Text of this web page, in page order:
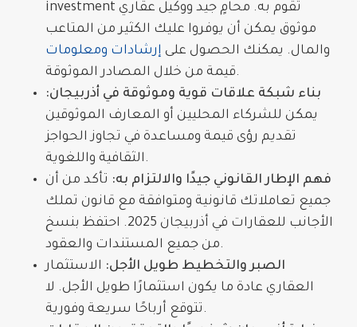
investment
موثوق يمكن أن يوفروا عليك الكثير من المتاعب
والمال. يمكنك الحصول على إرشادات ومعلومات
قيمة من خلال المصادر الموثوقة.
بناء شبكة علاقات قوية وموثوقة في أذربيجان:
يمكن للشركاء المحليين أو المعارف الموثوقين
تقديم رؤى قيمة ومساعدة في تجاوز الحواجز
الثقافية واللغوية.
فهم الإطار القانوني جيدًا والالتزام به: تأكد من أن
جميع تعاملاتك قانونية ومتوافقة مع قانون تملك
الأجانب للعقارات في أذربيجان 2025
. احتفظ بنسخ
من جميع المستندات والعقود.
الصبر والتخطيط طويل الأجل: الاستثمار
العقاري عادة ما يكون استثمارًا طويل الأجل. لا
تتوقع أرباحًا سريعة وفورية.